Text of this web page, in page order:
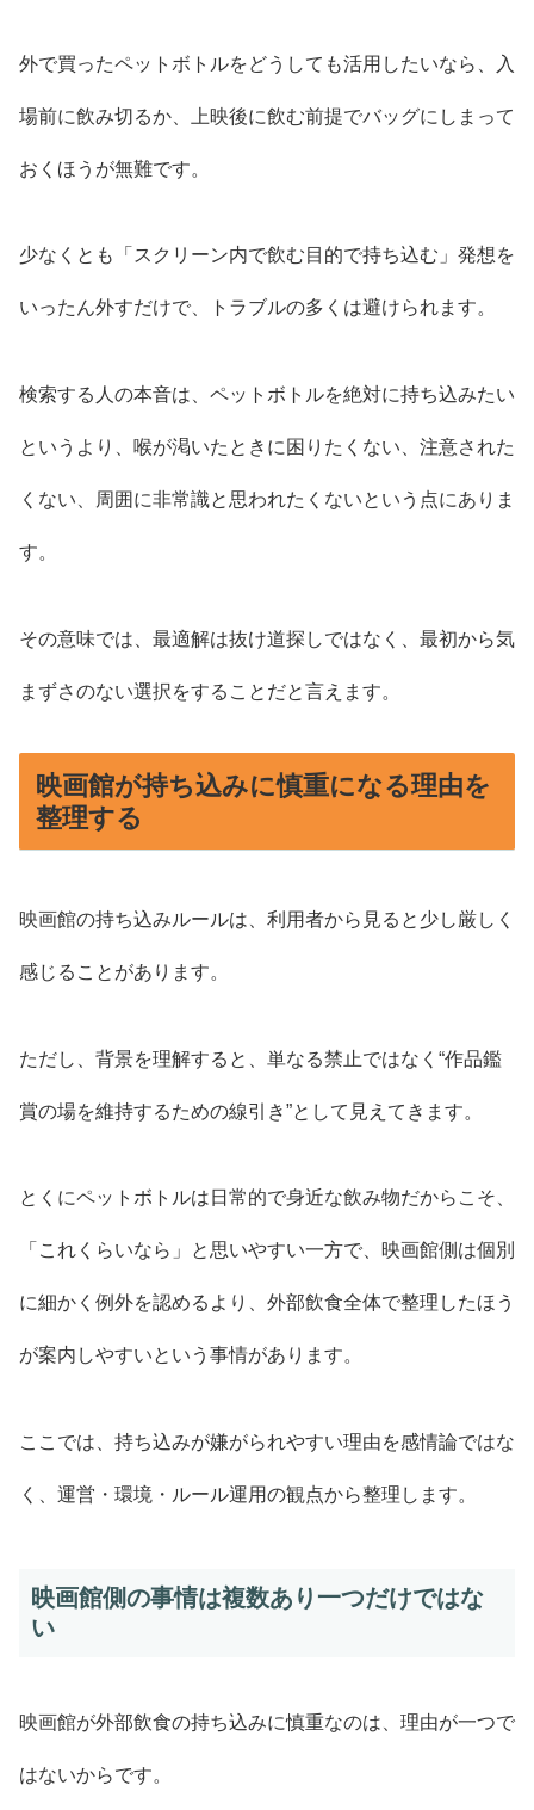
外で買ったペットボトルをどうしても活用したいなら、入
場前に飲み切るか、上映後に飲む前提でバッグにしまって
おくほうが無難です。
少なくとも「スクリーン内で飲む目的で持ち込む」発想を
いったん外すだけで、トラブルの多くは避けられます。
検索する人の本音は、ペットボトルを絶対に持ち込みたい
というより、喉が渇いたときに困りたくない、注意された
くない、周囲に非常識と思われたくないという点にありま
す。
その意味では、最適解は抜け道探しではなく、最初から気
まずさのない選択をすることだと言えます。
映画館が持ち込みに慎重になる理由を
整理する
映画館の持ち込みルールは、利用者から見ると少し厳しく
感じることがあります。
ただし、背景を理解すると、単なる禁止ではなく“作品鑑
賞の場を維持するための線引き”として見えてきます。
とくにペットボトルは日常的で身近な飲み物だからこそ、
「これくらいなら」と思いやすい一方で、映画館側は個別
に細かく例外を認めるより、外部飲食全体で整理したほう
が案内しやすいという事情があります。
ここでは、持ち込みが嫌がられやすい理由を感情論ではな
く、運営・環境・ルール運用の観点から整理します。
映画館側の事情は複数あり一つだけではな
い
映画館が外部飲食の持ち込みに慎重なのは、理由が一つで
はないからです。